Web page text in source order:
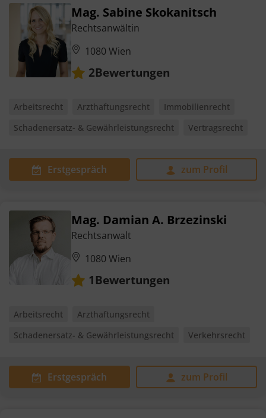
Mag. Sabine Skokanitsch
Rechtsanwältin
1080 Wien
2Bewertungen
Arbeitsrecht Arzthaftungsrecht
Immobilienrecht
Schadenersatz- & Gewährleistungsrecht
Vertragsrecht
Erstgespräch zum Profil
Mag. Damian A. Brzezinski
Rechtsanwalt
1080 Wien
1Bewertungen
Arbeitsrecht
Arzthaftungsrecht
Schadenersatz- & Gewährleistungsrecht
Verkehrsrecht
Erstgespräch zum Profil